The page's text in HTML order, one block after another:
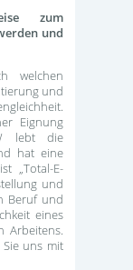
zum
und
welchen
und
Eignung
lebt die
hat eine
„Total-E-
und
Beruf und
eines
Arbeitens.
uns mit